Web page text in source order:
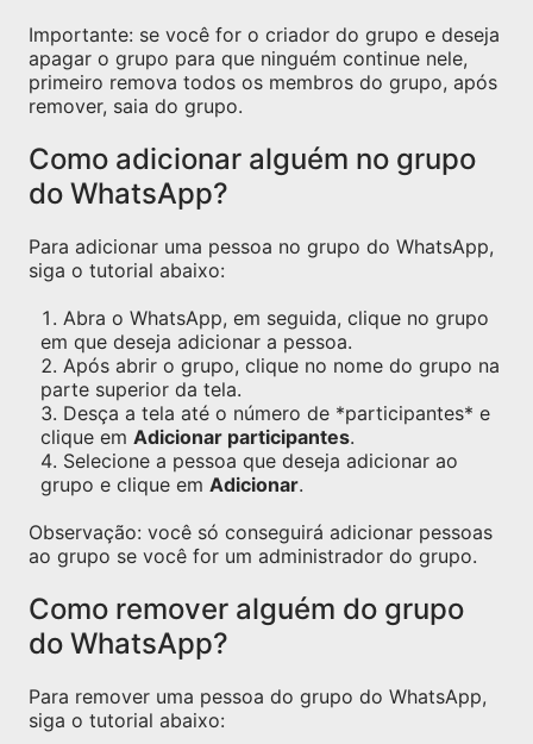
Importante: se você for o criador do grupo e deseja
apagar o grupo para que ninguém continue nele,
primeiro remova todos os membros do grupo, após
remover, saia do grupo.
Como adicionar alguém no grupo
do WhatsApp?
Para adicionar uma pessoa no grupo do WhatsApp,
siga o tutorial abaixo:
Abra o WhatsApp, em seguida, clique no grupo
em que deseja adicionar a pessoa.
Após abrir o grupo, clique no nome do grupo na
parte superior da tela.
Desça a tela até o número de *participantes* e
clique em Adicionar participantes.
Selecione a pessoa que deseja adicionar ao
grupo e clique em Adicionar.
Observação: você só conseguirá adicionar pessoas
ao grupo se você for um administrador do grupo.
Como remover alguém do grupo
do WhatsApp?
Para remover uma pessoa do grupo do WhatsApp,
siga o tutorial abaixo: